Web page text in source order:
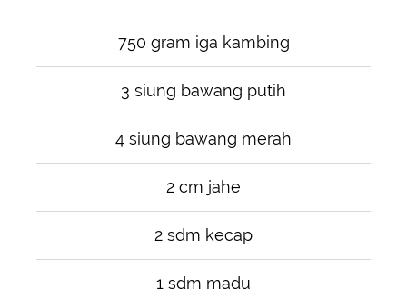
750 gram iga kambing
3 siung bawang putih
4 siung bawang merah
2 cm jahe
2 sdm kecap
1 sdm madu